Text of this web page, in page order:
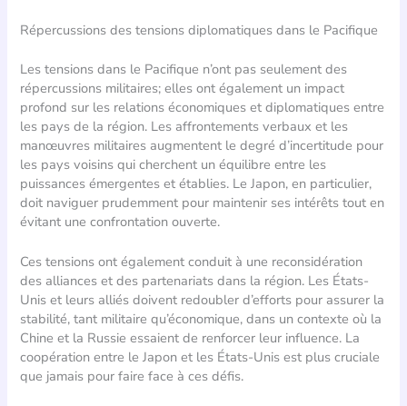
Répercussions des tensions diplomatiques dans le Pacifique
Les tensions dans le Pacifique n’ont pas seulement des
répercussions militaires; elles ont également un impact
profond sur les relations économiques et diplomatiques entre
les pays de la région. Les affrontements verbaux et les
manœuvres militaires augmentent le degré d’incertitude pour
les pays voisins qui cherchent un équilibre entre les
puissances émergentes et établies. Le Japon, en particulier,
doit naviguer prudemment pour maintenir ses intérêts tout en
évitant une confrontation ouverte.
Ces tensions ont également conduit à une reconsidération
des alliances et des partenariats dans la région. Les États-
Unis et leurs alliés doivent redoubler d’efforts pour assurer la
stabilité, tant militaire qu’économique, dans un contexte où la
Chine et la Russie essaient de renforcer leur influence. La
coopération entre le Japon et les États-Unis est plus cruciale
que jamais pour faire face à ces défis.